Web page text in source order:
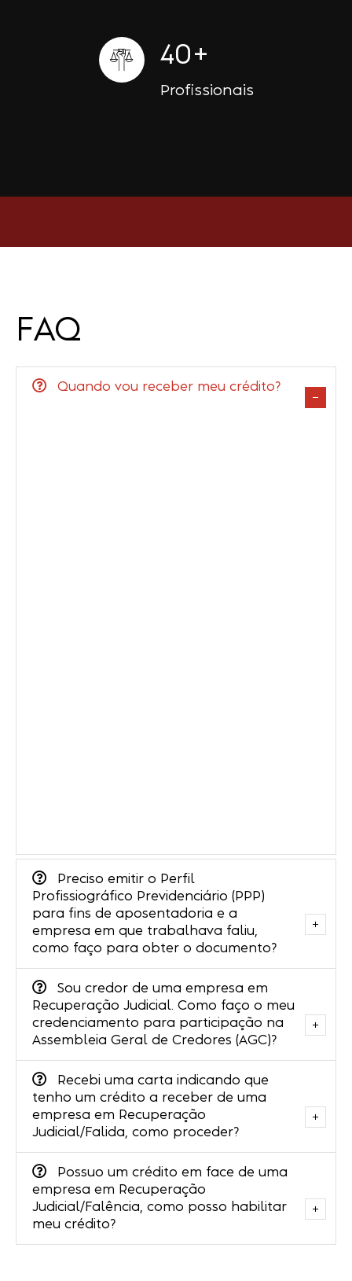
40+
Profissionais
FAQ
Quando vou receber meu crédito?
Preciso emitir o Perfil
Profissiográfico Previdenciário (PPP)
para fins de aposentadoria e a
empresa em que trabalhava faliu,
como faço para obter o documento?
Sou credor de uma empresa em
Recuperação Judicial. Como faço o meu
credenciamento para participação na
Assembleia Geral de Credores (AGC)?
Recebi uma carta indicando que
tenho um crédito a receber de uma
empresa em Recuperação
Judicial/Falida, como proceder?
Possuo um crédito em face de uma
empresa em Recuperação
Judicial/Falência, como posso habilitar
meu crédito?